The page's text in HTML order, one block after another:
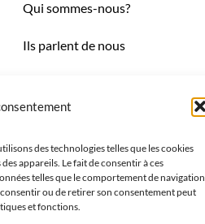
des technologies telles que les cookies
appareils. Le fait de consentir à ces
telles que le comportement de navigation
ou de retirer son consentement peut
et fonctions.
Qui sommes-nous?
Ils parlent de nous
Recrutement
Contact